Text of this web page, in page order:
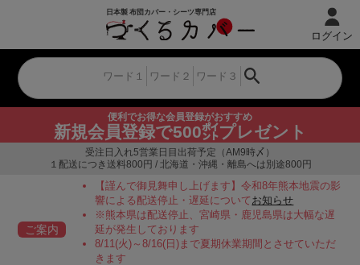
便利でお得な会員登録がおすすめ
新規会員登録で500㌽プレゼント
ログイン
受注日入れ5営業日目出荷予定（AM9時〆）
１配送につき送料800円 / 北海道・沖縄・離島へは別途800円
ご案内
【謹んで御見舞申し上げます】令和8年熊本地震の影
響による配送停止・遅延についてお知らせ
※熊本県は配送停止、宮崎県・鹿児島県は大幅な遅
延が発生しております
8/11(火)～8/16(日)まで夏期休業期間とさせていただ
きます